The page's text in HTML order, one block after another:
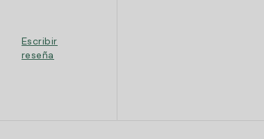
Escribir
reseña